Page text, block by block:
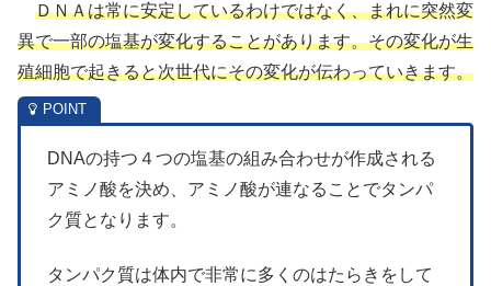
ＤＮＡは常に安定しているわけではなく、まれに突然変
異で一部の塩基が変化することがあります。その変化が生
殖細胞で起きると次世代にその変化が伝わっていきます。
DNAの持つ４つの塩基の組み合わせが作成される
アミノ酸を決め、アミノ酸が連なることでタンパ
ク質となります。
タンパク質は体内で非常に多くのはたらきをして